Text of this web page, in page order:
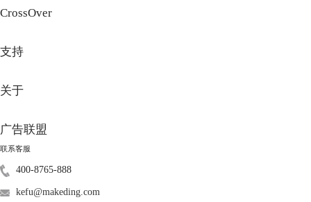
④回到CrossOver，点击左下角的安装，选择一个不在列表里的应用程
CrossOver
支持
关于
广告联盟
联系客服
400-8765-888
kefu@makeding.com